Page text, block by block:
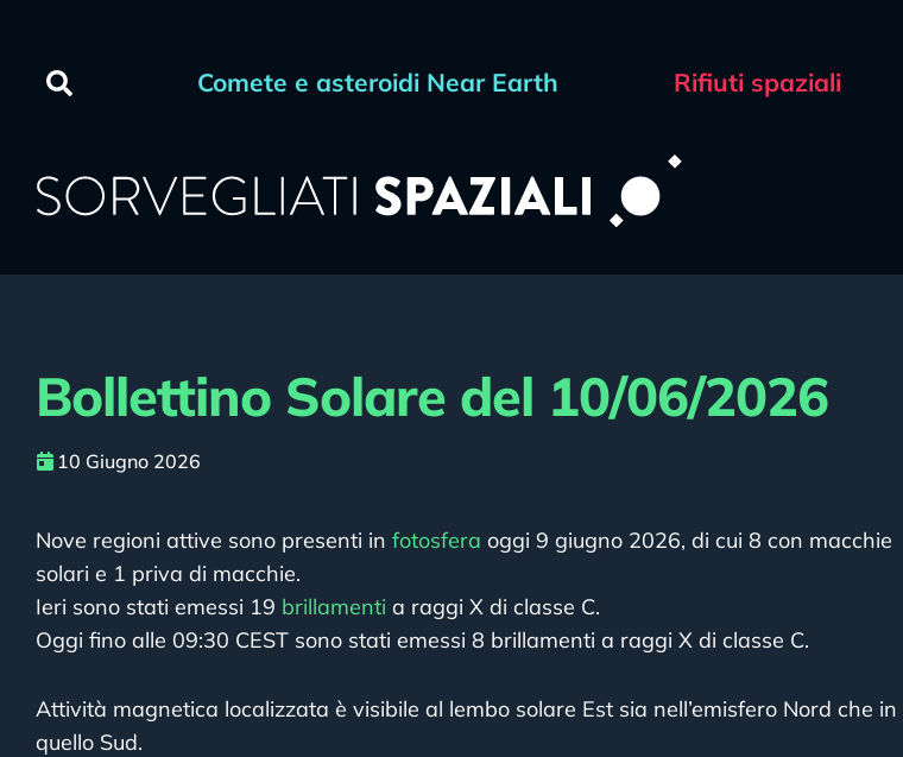
Comete e asteroidi Near Earth Rifiuti spaziali
Bollettino Solare del 10/06/2026
10 Giugno 2026
Nove regioni attive sono presenti in fotosfera oggi 9 giugno 2026, di cui 8 con macchie
solari e 1 priva di macchie.
Ieri sono stati emessi 19 brillamenti a raggi X di classe C.
Oggi fino alle 09:30 CEST sono stati emessi 8 brillamenti a raggi X di classe C.
Attività magnetica localizzata è visibile al lembo solare Est sia nell’emisfero Nord che in
quello Sud.